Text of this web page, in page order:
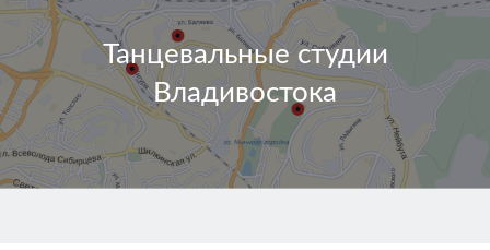
Танцевальные студии
Владивостока